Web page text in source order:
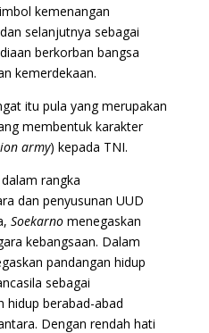
kemenangan
selanjutnya sebagai
berkorban bangsa
kemerdekaan.
itu pula yang merupakan
membentuk karakter
army) kepada TNI.
rangka
dan penyusunan UUD
Soekarnomenegaskan
kebangsaan. Dalam
pandangan hidup
sebagai
hidup berabad-abad
Dengan rendah hati